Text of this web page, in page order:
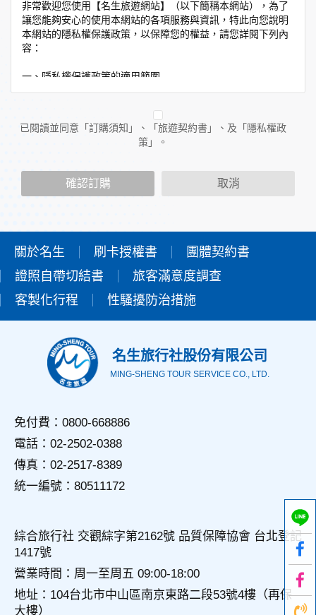
非常歡迎您使用【名生旅遊網站】（以下簡稱本網站），為了
讓您能夠安心的使用本網站的各項服務與資訊，特此向您說明
本網站的隱私權保護政策，以保障您的權益，請您詳閱下列內
容：
一、隱私權保護政策的適用範圍
隱私權保護政策內容，包括本網站如何處理在您使用網站服務
外的相關連結網站，也不適用於非本網站所委託或參與管理的
人員。
當您造訪本網站或使用本網站所提供之功能服務時，我們將視
該服務功能性質，請您提供必要的個人資料，並在該特定目的
本網站在您使用服務信箱、問卷調查等互動性功能時，會保留
您所提供的姓名、電子郵件地址、聯絡方式及使用時間等。
於一般瀏覽時，伺服器會自行記錄相關行徑，包括您使用連線
設備的IP位址、使用時間、使用的瀏覽器、瀏覽及點選資料記
用，決不對外公佈。
外，我們會視需要公佈統計數據及說明文字，但不涉及特定個
人之資料。
三、資料之保護
備及必要的安全防護措施，加以保護網站及您的個人資料採用
嚴格的保護措施，只由經過授權的人員才能接觸您的個人資
料，相關處理人員皆簽有保密合約，如有違反保密義務者，將
會受到相關的法律處分。
如因業務需要有必要委託其他單位提供服務時，本網站亦會嚴
格要求其遵守保密義務，並且採取必要檢查程序以確定其將確
四、網站對外的相關連結
本網站的網頁提供其他網站的網路連結，您也可經由本網站所
提供的連結，點選進入其他網站。但該連結網站不適用本網站
的隱私權保護政策，您必須參考該連結網站中的隱私權保護政
已閱讀並同意「訂購須知」、「旅遊契約書」、及「隱私權政
策」。
確認訂購 取消
關於名生 刷卡授權書
團體契約書
證照自帶切結書
旅客滿意度調查
客製化行程
性騷擾防治措施
名生旅行社股份有限公司
MING-SHENG TOUR SERVICE CO., LTD.
免付費：0800-668886
電話：02-2502-0388
傳真：02-2517-8389
統一編號：80511172
綜合旅行社 交觀綜字第2162號 品質保障協會 台北登記
1417號
營業時間：周一至周五 09:00-18:00
地址：104台北市中山區南京東路二段53號4樓（再保
大樓）